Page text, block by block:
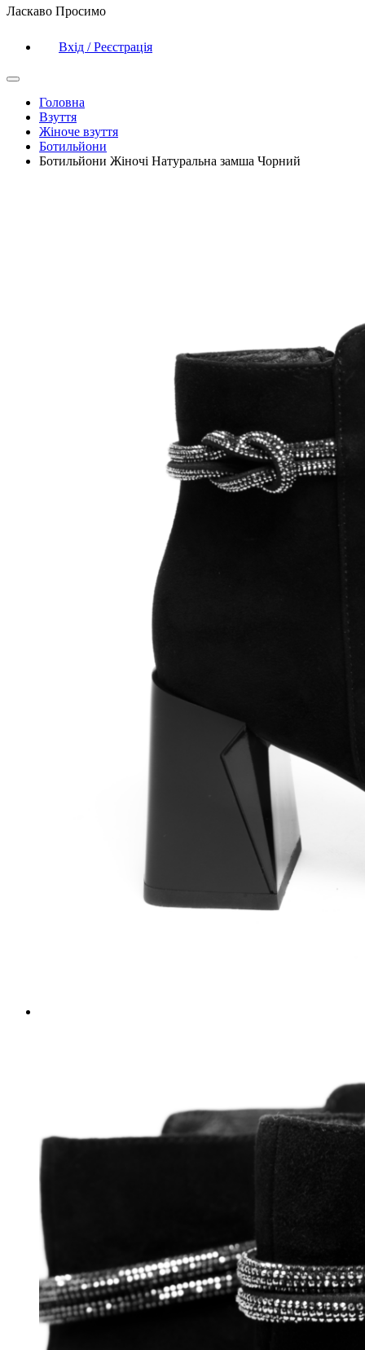
Ласкаво Просимо
Вхід / Реєстрація
Головна
Взуття
Жіноче взуття
Ботильйони
Ботильйони Жіночі Натуральна замша Чорний